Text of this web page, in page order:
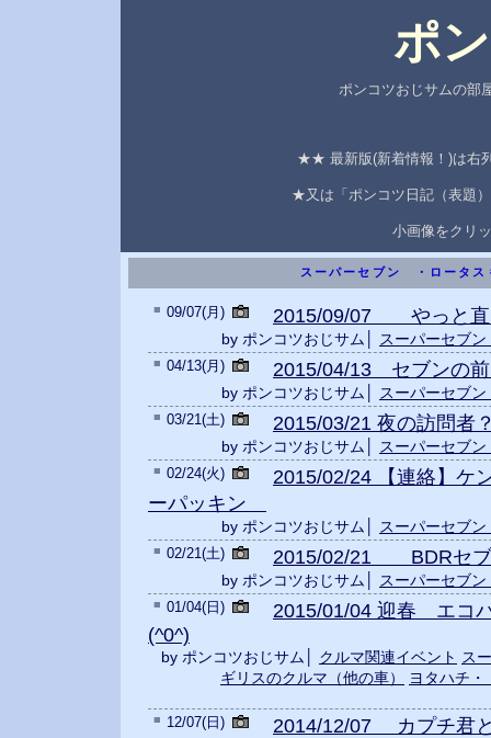
ポ
ポンコツおじサムの部
★★ 最新版(新着情報！)は右
★又は「ポンコツ日記（表題
小画像をクリ
スーパーセブン ・ロータス
■ 09/07(月) 2015/09/07 やっと直
by ポンコツおじサム│ スーパーセブ
■ 04/13(月) 2015/04/13 セブンの前
by ポンコツおじサム│ スーパーセブ
■ 03/21(土) 2015/03/21 夜の訪問者
by ポンコツおじサム│ スーパーセブ
■ 02/24(火)
2015/02/24 【連絡】ケ
ーパッキン
by ポンコツおじサム│ スーパーセブ
■ 02/21(土) 2015/02/21 BDRセブ
by ポンコツおじサム│ スーパーセブ
■ 01/04(日)
2015/01/04 迎春 エコ
(^0^)
by ポンコツおじサム│ クルマ関連イベント ス
ギリスのクルマ（他の車）
ヨタハチ
■ 12/07(日) 2014/12/07 カプチ君